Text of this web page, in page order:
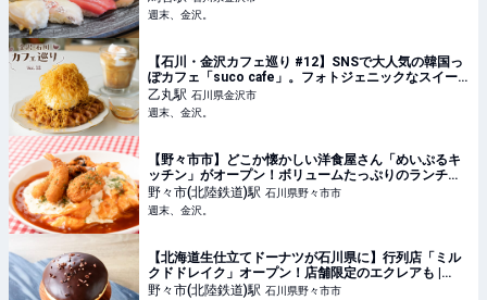
週末、金沢。
【石川・金沢カフェ巡り #12】SNSで大人気の韓国っ
ぽカフェ「suco cafe」。フォトジェニックなスイー
ツ＆ドリンクにわくわく♡ - 週末、金沢。
乙丸駅 石川県金沢市
週末、金沢。
【野々市市】どこか懐かしい洋食屋さん「めいぷるキ
ッチン」がオープン！ボリュームたっぷりのランチに
注目♪【NEW OPEN】 - 週末、金沢。
野々市(北陸鉄道)駅 石川県野々市市
週末、金沢。
【北海道生仕立てドーナツが石川県に】行列店「ミル
クドドレイク」オープン！店舗限定のエクレアも |
TABIZINE～人生に旅心を～
野々市(北陸鉄道)駅 石川県野々市市